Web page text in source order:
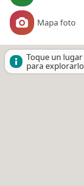
Mapa foto
Toque un lugar
para explorarlo